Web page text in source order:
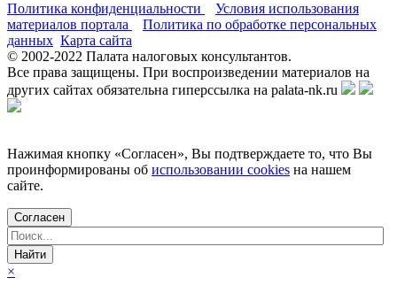
Политика конфиденциальности
Условия использования
материалов портала
Политика по обработке персональных
данных Карта сайта
© 2002-2022 Палата налоговых консультантов.
Все права защищены. При воспроизведении материалов на
других сайтах обязательна гиперссылка на palata-nk.ru
Нажимая кнопку «Согласен», Вы подтверждаете то, что Вы
проинформированы об использовании cookies на нашем
сайте.
Согласен
×